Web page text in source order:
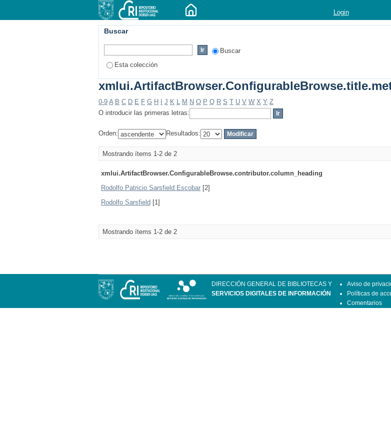
Login
Buscar
Buscar
Esta colección
0-9 A B C D E F G H J K L M N O P Q R S T U V W X Y Z
O introducir las primeras letras:
Orden: Resultados:
Mostrando ítems 1-2 de 2
xmlui.ArtifactBrowser.ConfigurableBrowse.contributor.column_heading
Rodolfo Patricio Sarsfield Escobar [2]
Rodolfo Sarsfield [1]
Mostrando ítems 1-2 de 2
DIRECCIÓN GENERAL DE BIBLIOTECAS Y
SERVICIOS DIGITALES DE INFORMACIÓN
Aviso de
Políticas de
Comentarios